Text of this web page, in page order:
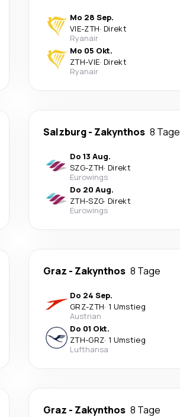
Mo 28 Sep.
VIE-ZTH· Direkt
Ryanair
Mo 05 Okt.
ZTH-VIE· Direkt
Ryanair
Salzburg- Zakynthos 8 Tage
Do 13 Aug.
SZG-ZTH· Direkt
Eurowings
Do 20 Aug.
ZTH-SZG· Direkt
Eurowings
Graz - Zakynthos 8 Tage
Do 24 Sep.
GRZ-ZTH· 1 Umstieg
Austrian
Do 01 Okt.
ZTH-GRZ· 1 Umstieg
Lufthansa
Graz - Zakynthos 8 Tage